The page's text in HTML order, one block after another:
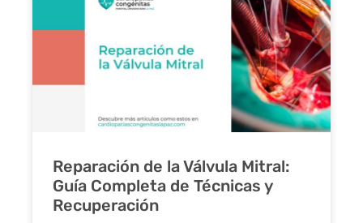
Reparación de la Válvula Mitral:
Guía Completa de Técnicas y
Recuperación